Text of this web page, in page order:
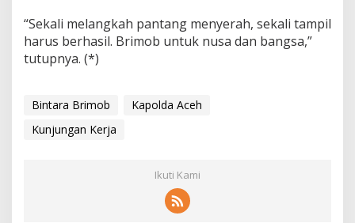
“Sekali melangkah pantang menyerah, sekali tampil
harus berhasil. Brimob untuk nusa dan bangsa,”
tutupnya. (*)
Bintara Brimob
Kapolda Aceh
Kunjungan Kerja
Ikuti Kami